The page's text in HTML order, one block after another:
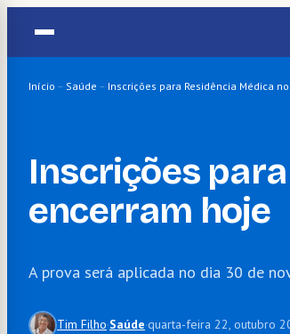
conteúdo
Início – Saúde – Inscrições para Residência Médica
Inscrições
encerram hoje
A prova será aplicada no dia 30 de
Tim Filho·Saúde·quarta-feira 22, outubro